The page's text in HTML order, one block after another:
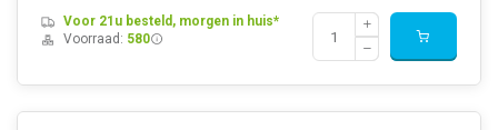
Voor 21u besteld, morgen in huis*
Voorraad: 580